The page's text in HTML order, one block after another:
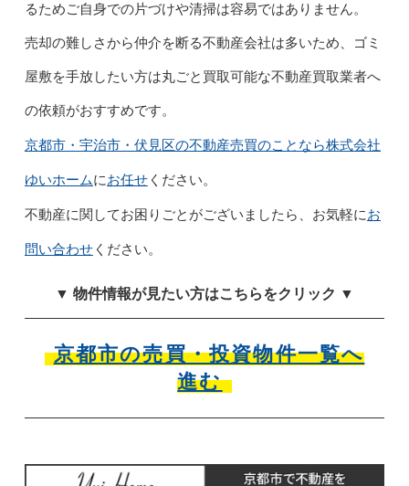
るためご自身での片づけや清掃は容易ではありません。
売却の難しさから仲介を断る不動産会社は多いため、ゴミ
屋敷を手放したい方は丸ごと買取可能な不動産買取業者へ
の依頼がおすすめです。
京都市・宇治市・伏見区の不動産売買のことなら株式会社
ゆいホームにお任せください。
不動産に関してお困りごとがございましたら、お気軽にお
問い合わせください。
▼ 物件情報が見たい方はこちらをクリック ▼
京都市の売買・投資物件一覧へ
進む